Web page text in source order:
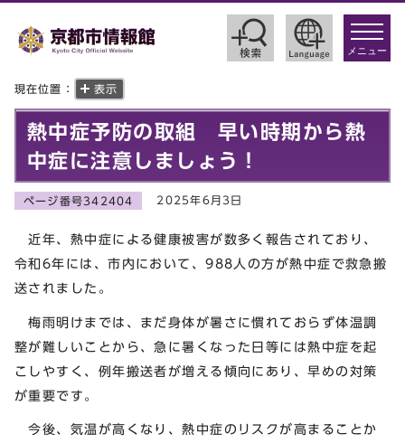
toggle
メニュー
現在位置： 表示
熱中症予防の取組 早い時期から熱
中症に注意しましょう！
ページ番号342404 2025年6月3日
近年、熱中症による健康被害が数多く報告されており、
令和6年には、市内において、988人の方が熱中症で救急搬
送されました。
梅雨明けまでは、まだ身体が暑さに慣れておらず体温調
整が難しいことから、急に暑くなった日等には熱中症を起
こしやすく、例年搬送者が増える傾向にあり、早めの対策
が重要です。
今後、気温が高くなり、熱中症のリスクが高まることか